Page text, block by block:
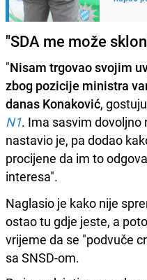
"SDA me može
"Nisam trgovao svojim
zbog pozicije ministra
danas Konaković,
N1. Ima sasvim dovoljno
nastavio je, pa dodao
procijene da im to
interesa".
Naglasio je kako nije
ostao tu gdje jeste, a
vrijeme da se "podvuče
sa SNSD-om.